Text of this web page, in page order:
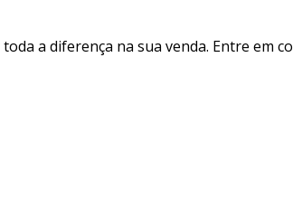
a diferença na sua venda. Entre em